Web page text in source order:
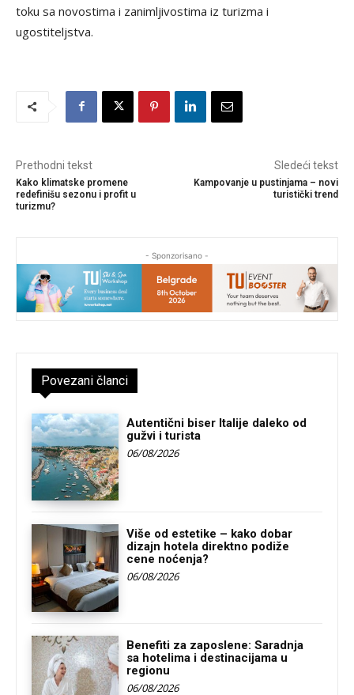
toku sa novostima i zanimljivostima iz turizma i
ugostiteljstva.
Prethodni tekst
Kako klimatske promene
redefinišu sezonu i profit u
turizmu?
Sledeći tekst
Kampovanje u pustinjama – novi
turistički trend
- Sponzorisano -
Povezani članci
Autentični biser Italije daleko od
gužvi i turista
06/08/2026
Više od estetike – kako dobar
dizajn hotela direktno podiže
cene noćenja?
06/08/2026
Benefiti za zaposlene: Saradnja
sa hotelima i destinacijama u
regionu
06/08/2026